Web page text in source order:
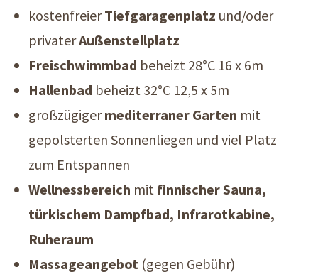
kostenfreierTiefgaragenplatz und/oder
privaterAußenstellplatz
Freischwimmbad beheizt 28°C 16 x 6m
Hallenbad beheizt 32°C 12,5 x 5m
großzügigermediterraner Garten mit
gepolsterten Sonnenliegen und viel Platz
zum Entspannen
Wellnessbereich mit finnischer Sauna,
türkischem Dampfbad, Infrarotkabine,
Ruheraum
Massageangebot (gegen Gebühr)